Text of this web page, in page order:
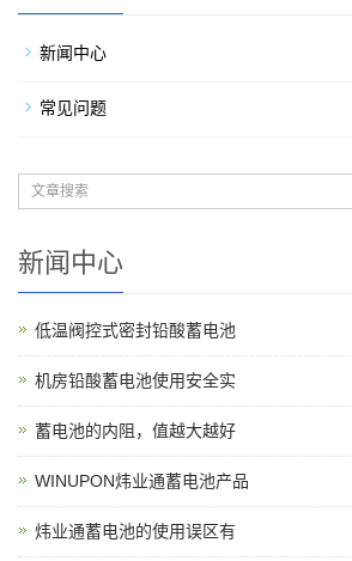
新闻中心
常见问题
新闻中心
低温阀控式密封铅酸蓄电池
机房铅酸蓄电池使用安全实
蓄电池的内阻，值越大越好
WINUPON炜业通蓄电池产品
炜业通蓄电池的使用误区有